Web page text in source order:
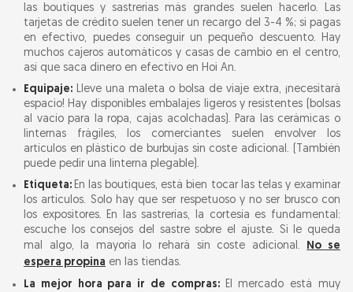
las boutiques y sastrerías más grandes suelen hacerlo. Las
tarjetas de crédito suelen tener un recargo del 3-4 %; si pagas
en efectivo, puedes conseguir un pequeño descuento. Hay
muchos cajeros automáticos y casas de cambio en el centro,
así que saca dinero en efectivo en Hoi An.
Equipaje: Lleve una maleta o bolsa de viaje extra, ¡necesitará
espacio! Hay disponibles embalajes ligeros y resistentes (bolsas
al vacío para la ropa, cajas acolchadas). Para las cerámicas o
linternas frágiles, los comerciantes suelen envolver los
artículos en plástico de burbujas sin coste adicional. (También
puede pedir una linterna plegable).
Etiqueta: En las boutiques, está bien tocar las telas y examinar
los artículos. Solo hay que ser respetuoso y no ser brusco con
los expositores. En las sastrerías, la cortesía es fundamental:
escuche los consejos del sastre sobre el ajuste. Si le queda
mal algo, la mayoría lo rehará sin coste adicional.
No se
espera propina en las tiendas.
La mejor hora para ir de compras: El mercado está muy